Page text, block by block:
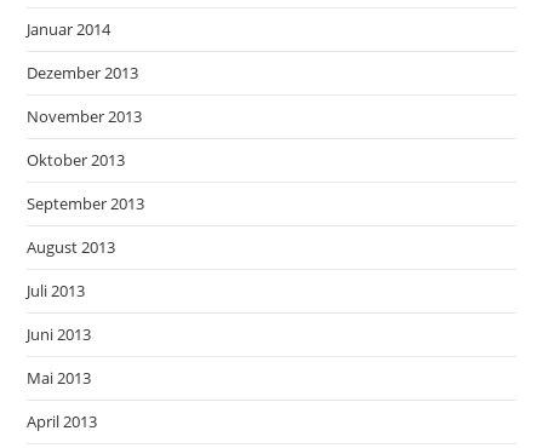
Januar 2014
Dezember 2013
November 2013
Oktober 2013
September 2013
August 2013
Juli 2013
Juni 2013
Mai 2013
April 2013